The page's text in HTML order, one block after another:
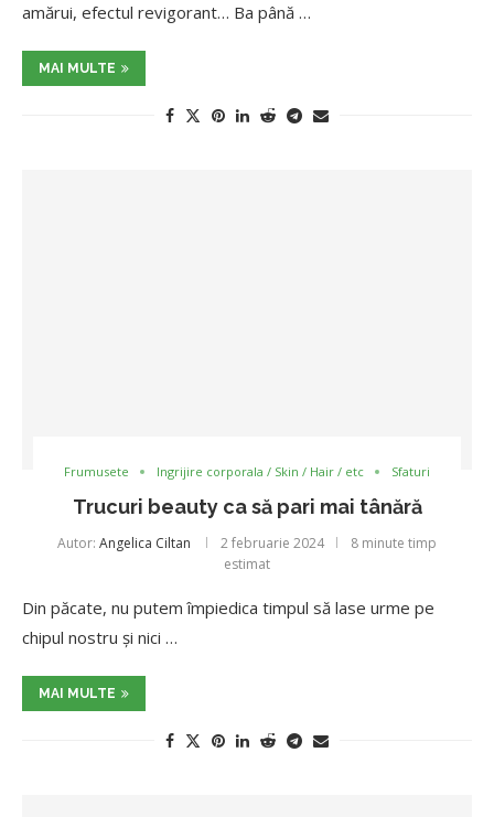
amărui, efectul revigorant… Ba până …
MAI MULTE
Frumusete Ingrijire corporala / Skin / Hair / etc Sfaturi
Trucuri beauty ca să pari mai tânără
Autor: Angelica Ciltan 2 februarie 2024
8 minute timp
estimat
Din păcate, nu putem împiedica timpul să lase urme pe
chipul nostru și nici …
MAI MULTE